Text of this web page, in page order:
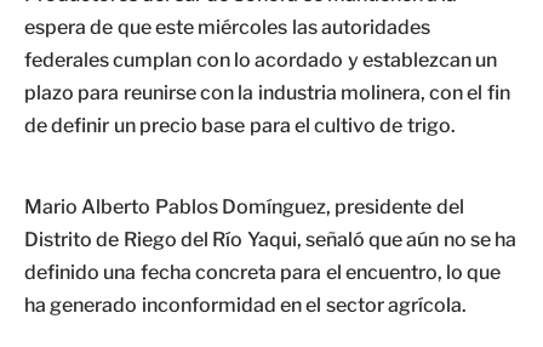
espera de que este miércoles las autoridades
federales cumplan con lo acordado y establezcan un
plazo para reunirse con la industria molinera, con el fin
de definir un precio base para el cultivo de trigo.
Mario Alberto Pablos Domínguez, presidente del
Distrito de Riego del Río Yaqui, señaló que aún no se ha
definido una fecha concreta para el encuentro, lo que
ha generado inconformidad en el sector agrícola.